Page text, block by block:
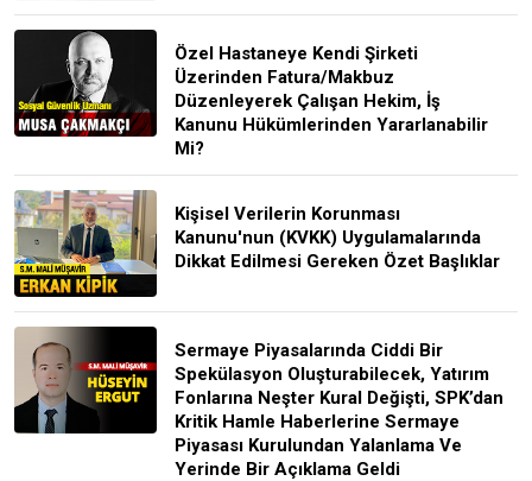
Özel Hastaneye Kendi Şirketi
Üzerinden Fatura/Makbuz
Düzenleyerek Çalışan Hekim, İş
Kanunu Hükümlerinden Yararlanabilir
Mi?
Kişisel Verilerin Korunması
Kanunu'nun (KVKK) Uygulamalarında
Dikkat Edilmesi Gereken Özet Başlıklar
Sermaye Piyasalarında Ciddi Bir
Spekülasyon Oluşturabilecek, Yatırım
Fonlarına Neşter Kural Değişti, SPK’dan
Kritik Hamle Haberlerine Sermaye
Piyasası Kurulundan Yalanlama Ve
Yerinde Bir Açıklama Geldi